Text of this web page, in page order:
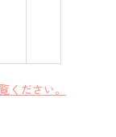
ください。